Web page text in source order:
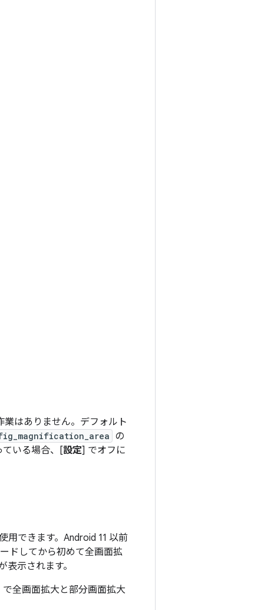
はありません。デフォルト
の
ている場合、[設定] でオフ に
用できます。Android 11 以前
ドしてから初めて全画面拡
示されます。
で全画面拡大と部分画面拡大